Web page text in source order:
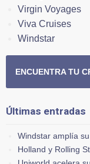
Virgin Voyages
Viva Cruises
Windstar
ENCUENTRA TU
Últimas entradas
Windstar amplía
Holland y Rolling